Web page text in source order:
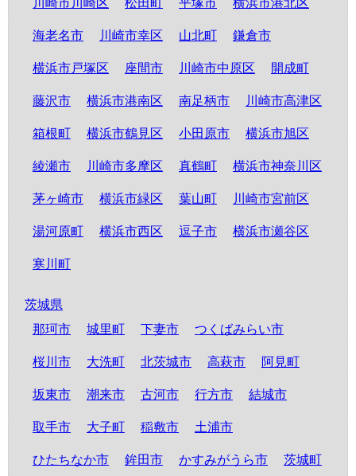
川崎市川崎区 松田町 平塚市 横浜市港北区
海老名市 川崎市幸区 山北町 鎌倉市
横浜市戸塚区 座間市 川崎市中原区 開成町
藤沢市 横浜市港南区 南足柄市 川崎市高津区
箱根町 横浜市鶴見区 小田原市 横浜市旭区
綾瀬市 川崎市多摩区 真鶴町 横浜市神奈川区
茅ヶ崎市 横浜市緑区 葉山町 川崎市宮前区
湯河原町 横浜市西区 逗子市 横浜市瀬谷区
寒川町
茨城県
那珂市
城里町 下妻市 つくばみらい市
桜川市 大洗町 北茨城市 高萩市 阿見町
坂東市 潮来市 古河市 行方市 結城市
取手市 大子町 稲敷市 土浦市
ひたちなか市 鉾田市 かすみがうら市 茨城町